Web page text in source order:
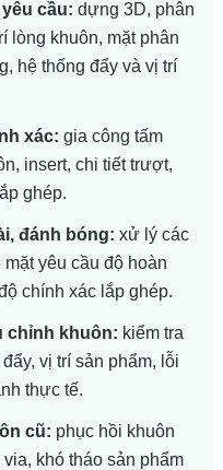
cầu: dựng 3D, phân
lòng khuôn, mặt phân
hệ thống đẩy và vị trí
xác: gia công tấm
insert, chi tiết trượt,
ghép.
đánh bóng: xử lý các
yêu cầu độ hoàn
chính xác lắp ghép.
chỉnh khuôn: kiểm tra
vị trí sản phẩm, lỗi
thực tế.
cũ: phục hồi khuôn
khó tháo sản phẩm